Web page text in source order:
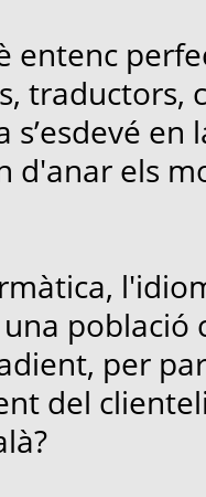
entenc
traductors,
s’esdevé
d'anar els
població
per
del